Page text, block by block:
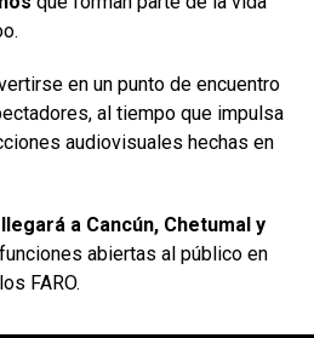
en un punto de encuentro
al tiempo que impulsa
audiovisuales hechas en
llegará a Cancún, Chetumal y
abiertas al público en
FARO.